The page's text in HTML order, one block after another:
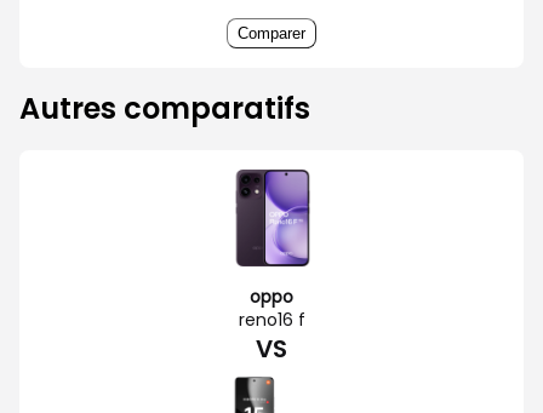
Comparer
Autres comparatifs
oppo
reno16 f
VS